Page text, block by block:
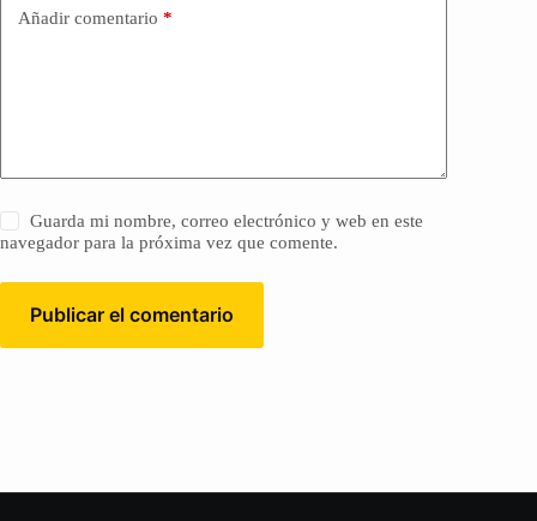
Añadir comentario *
Guarda mi nombre, correo electrónico y web en este
navegador para la próxima vez que comente.
Publicar el comentario